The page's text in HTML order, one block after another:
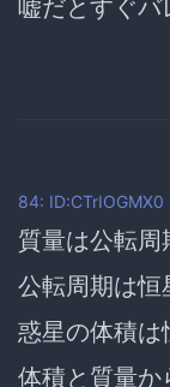
嘘だとすぐバ
84: ID:CTrIOGMX0
質量は公転周
公転周期は恒
惑星の体積は
体積と質量か